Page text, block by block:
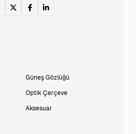
Güneş Gözlüğü
Optik Çerçeve
Aksesuar